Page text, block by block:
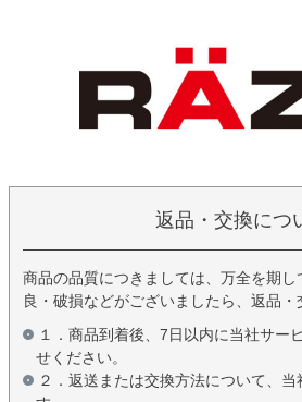
返品・交換につ
商品の品質につきましては、万全を期
良・破損などがございましたら、返品・
１．商品到着後、7日以内に当社サー
せください。
２．返送または交換方法について、